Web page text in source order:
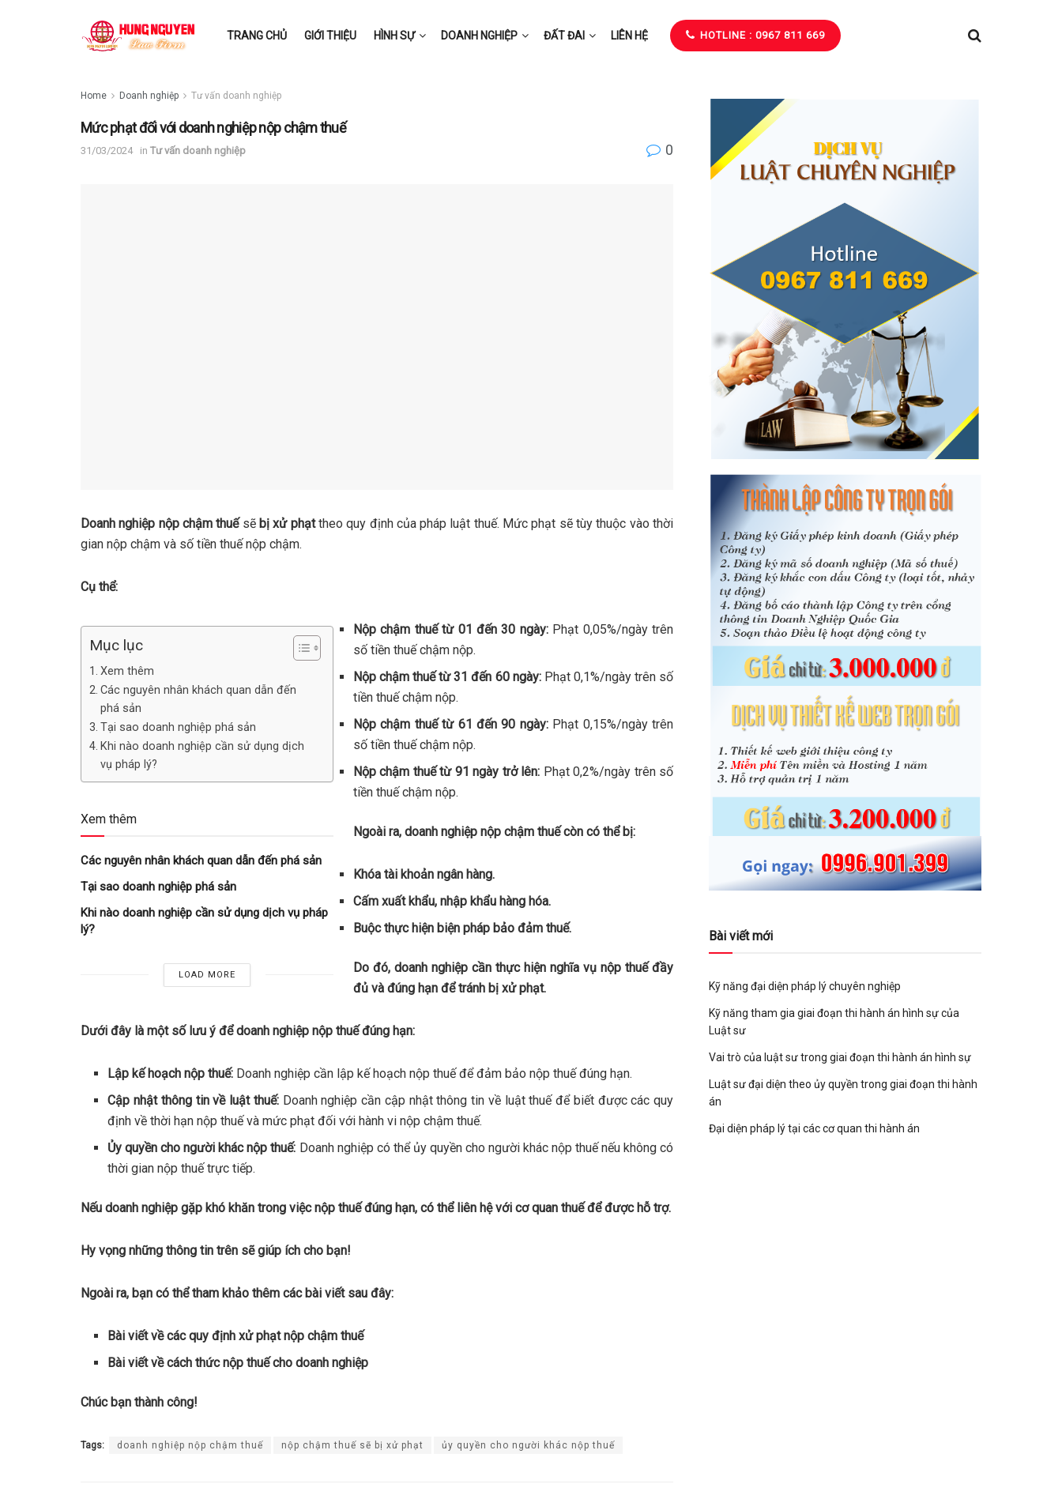
TRANG CHỦ GIỚI THIỆU HÌNH SỰ DOANH NGHIỆP ĐẤT ĐAI LIÊN HỆ HOTLINE : 0967 811 669
Home Doanh nghiệp Tư vấn doanh nghiệp
Mức phạt đối với doanh nghiệp nộp chậm thuế
31/03/2024 in Tư vấn doanh nghiệp 0
Doanh nghiệp nộp chậm thuếsẽ bị xử phạttheo quy định của pháp luật thuế. Mức phạt sẽ tùy thuộc vào thời
gian nộp chậm và số tiền thuế nộp chậm.
Cụ thể:
Mục lục
Xem thêm
Các nguyên nhân khách quan dẫn đến
phá sản
Tại sao doanh nghiệp phá sản
Khi nào doanh nghiệp cần sử dụng dịch
vụ pháp lý?
Xem thêm
Các nguyên nhân khách quan dẫn đến phá sản
Tại sao doanh nghiệp phá sản
Khi nào doanh nghiệp cần sử dụng dịch vụ pháp
lý?
LOAD MORE
Nộp chậm thuế từ 01 đến 30 ngày:Phạt 0,05%/ngày trên
số tiền thuế chậm nộp.
Nộp chậm thuế từ 31 đến 60 ngày:Phạt 0,1%/ngày trên số
tiền thuế chậm nộp.
Nộp chậm thuế từ 61 đến 90 ngày:Phạt 0,15%/ngày trên
số tiền thuế chậm nộp.
Nộp chậm thuế từ 91 ngày trở lên: Phạt 0,2%/ngày trên số
tiền thuế chậm nộp.
Ngoài ra, doanh nghiệp nộp chậm thuế còn có thể bị:
Khóa tài khoản ngân hàng.
Cấm xuất khẩu, nhập khẩu hàng hóa.
Buộc thực hiện biện pháp bảo đảm thuế.
Do đó, doanh nghiệp cần thực hiện nghĩa vụ nộp thuế đầy
đủ và đúng hạn để tránh bị xử phạt.
Dưới đây là một số lưu ý để doanh nghiệp nộp thuế đúng hạn:
Lập kế hoạch nộp thuế: Doanh nghiệp cần lập kế hoạch nộp thuế để đảm bảo nộp thuế đúng hạn.
Cập nhật thông tin về luật thuế:Doanh nghiệp cần cập nhật thông tin về luật thuế để biết được các quy
định về thời hạn nộp thuế và mức phạt đối với hành vi nộp chậm thuế.
Ủy quyền cho người khác nộp thuế: Doanh nghiệp có thể ủy quyền cho người khác nộp thuế nếu không có
thời gian nộp thuế trực tiếp.
Nếu doanh nghiệp gặp khó khăn trong việc nộp thuế đúng hạn, có thể liên hệ với cơ quan thuế để được hỗ trợ.
Hy vọng những thông tin trên sẽ giúp ích cho bạn!
Ngoài ra, bạn có thể tham khảo thêm các bài viết sau đây:
Bài viết về các quy định xử phạt nộp chậm thuế
Bài viết về cách thức nộp thuế cho doanh nghiệp
Chúc bạn thành công!
Tags: doanh nghiệp nộp chậm thuế nộp chậm thuế sẽ bị xử phạt ủy quyền cho người khác nộp thuế
Bài viết mới
Kỹ năng đại diện pháp lý chuyên nghiệp
Kỹ năng tham gia giai đoạn thi hành án hình sự của
Luật sư
Vai trò của luật sư trong giai đoạn thi hành án hình sự
Luật sư đại diện theo ủy quyền trong giai đoạn thi hành
án
Đại diện pháp lý tại các cơ quan thi hành án